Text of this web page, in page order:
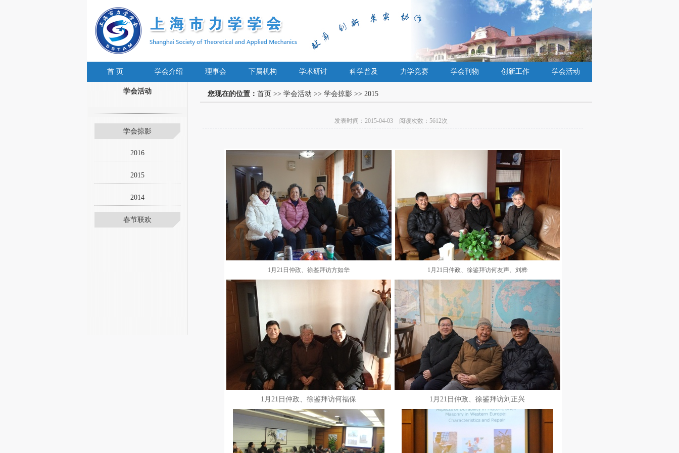
首 页 学会介绍 理事会 下属机构 学术研讨 科学普及 力学竞赛 学会刊物 创新工作 学会活动
学会活动
学会掠影
2016
2015
2014
春节联欢
您现在的位置： 首页 >> 学会活动 >> 学会掠影 >> 2015
发表时间：2015-04-03 阅读次数：5612次
1月21日仲政、徐鉴拜访方如华 1月21日仲政、徐鉴拜访何友声、刘桦
1月21日仲政、徐鉴拜访何福保 1月21日仲政、徐鉴拜访刘正兴